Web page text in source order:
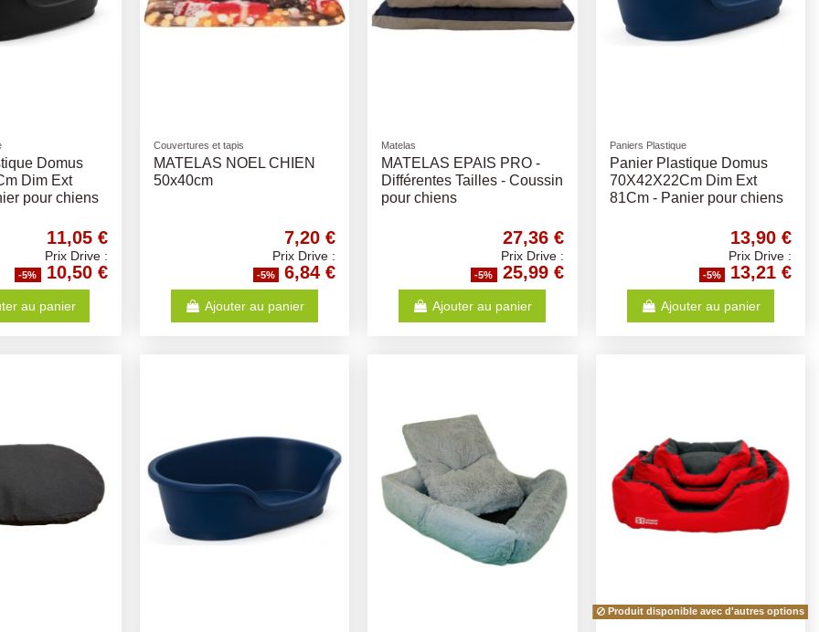
Domus
Dim Ext
pour chiens
11,05 €
Prix Drive :
-5% 10,50 €
au panier
Couvertures et tapis
MATELAS NOEL CHIEN
50x40cm
7,20 €
Prix Drive :
-5% 6,84 €
Ajouter au panier
Matelas
MATELAS EPAIS PRO -
Différentes Tailles - Coussin
pour chiens
27,36 €
Prix Drive :
-5% 25,99 €
Ajouter au panier
Paniers Plastique
Panier Plastique Domus
70X42X22Cm Dim Ext
81Cm - Panier pour chiens
13,90 €
Prix Drive :
-5% 13,21 €
Ajouter au panier
Produit disponible avec d'autres options